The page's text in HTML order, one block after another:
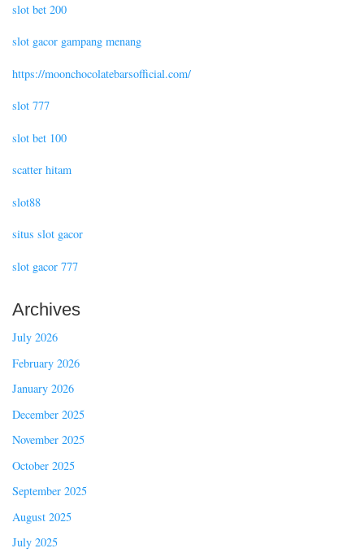
slot bet 200
slot gacor gampang menang
https://moonchocolatebarsofficial.com/
slot 777
slot bet 100
scatter hitam
slot88
situs slot gacor
slot gacor 777
Archives
July 2026
February 2026
January 2026
December 2025
November 2025
October 2025
September 2025
August 2025
July 2025